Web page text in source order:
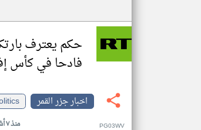
حكم يعترف
فادحا في كأس
اخبار جزر القمر
منذ ٧ أشهر PG03WV